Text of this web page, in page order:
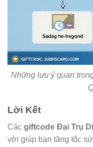
Những lưu ý quan
Lời Kết
Các giftcode Đại Trụ
vời giúp bạn tăng tốc